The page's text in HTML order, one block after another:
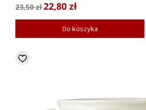
23,50 zł22,80 zł
Do koszyka